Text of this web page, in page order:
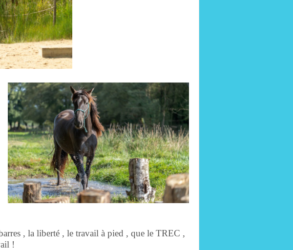
, la liberté , le travail à pied , que le TREC ,
!